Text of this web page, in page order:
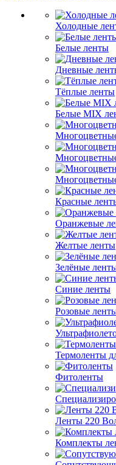
Холодные
Белые ленты
Дневные
Тёплые ленты
Белые MIX
Красные
Оранжевые
Желтые ленты
Зелёные
Синие ленты
Розовые
Термоленты
Фитоленты
Ленты 220
Комплекты